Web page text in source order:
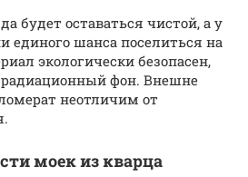
будет оставаться чистой, а у
единого шанса поселиться на
экологически безопасен,
фон. Внешне
неотличим от
моек из кварца